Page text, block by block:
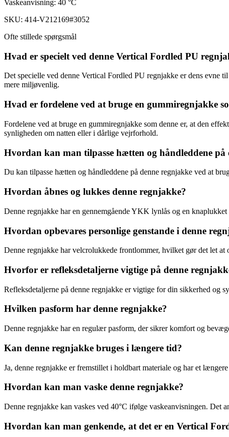
Vaskeanvisning: 40 °C
SKU: 414-V212169#3052
Ofte stillede spørgsmål
Hvad er specielt ved denne Vertical Fordled PU
Det specielle ved denne Vertical Fordled PU regnjakke er dens evne
mere miljøvenlig.
Hvad er fordelene ved at bruge en gummiregnjakke
Fordelene ved at bruge en gummiregnjakke som denne er, at den
synligheden om natten eller i dårlige vejrforhold.
Hvordan kan man tilpasse hætten og håndleddene på
Du kan tilpasse hætten og håndleddene på denne regnjakke ved at
Hvordan åbnes og lukkes denne regnjakke?
Denne regnjakke har en gennemgående YKK lynlås og en
Hvordan opbevares personlige genstande i denne
Denne regnjakke har velcrolukkede frontlommer, hvilket gør det let at
Hvorfor er refleksdetaljerne vigtige på denne
Refleksdetaljerne på denne regnjakke er vigtige for din sikkerhed og
Hvilken pasform har denne regnjakke?
Denne regnjakke har en regulær pasform, der sikrer komfort og
Kan denne regnjakke bruges i længere tid?
Ja, denne regnjakke er fremstillet i holdbart materiale og har et
Hvordan kan man vaske denne regnjakke?
Denne regnjakke kan vaskes ved 40°C ifølge vaskeanvisningen. Det
Hvordan kan man genkende, at det er en Vertical